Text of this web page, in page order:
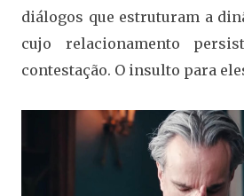
diálogos que estruturam a
cujo relacionamento
contestação. O insulto para